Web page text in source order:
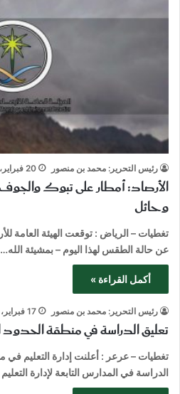
رئيس التحرير: محمد بن منصور 20 فبراير، 2018
الأرصاد: أمطار على تبوك
وحائل
تغطيات – الرياض : توقعت الهيئة العامة
عن حالة الطقس لهذا اليوم – بمشيئة الله…
أكمل القراءة »
رئيس التحرير: محمد بن منصور 17 فبراير، 2018
تعليق الدراسة في منطقة الحدود
تغطيات – عرعر : أعلنت إدارة التعليم في
الدراسة في المدارس التابعة لإدارة